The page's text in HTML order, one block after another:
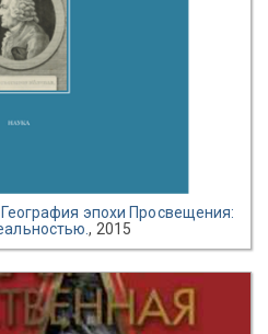
эпохи Просвещения:
, 2015